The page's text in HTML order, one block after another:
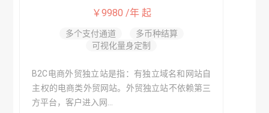
￥9980 /年 起
多个支付通道
多币种结算
可视化量身定制
B2C电商外贸独立站是指：有独立域名和网站自
主权的电商类外贸网站。外贸独立站不依赖第三
方平台，客户进入网...